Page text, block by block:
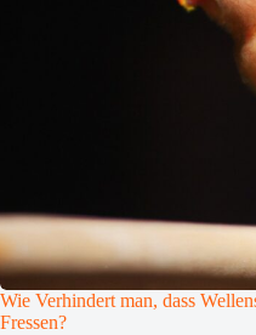
Wie Verhindert man, dass
Fressen?